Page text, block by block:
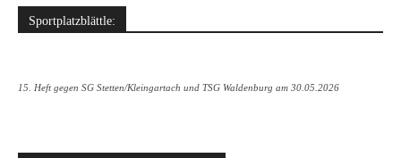
Sportplatzblättle:
15. Heft gegen SG Stetten/Kleingartach und TSG Waldenburg am 30.05.2026